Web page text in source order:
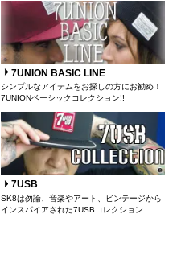
7UNION BASIC LINE
シンプルなアイテムをお探しの方にお勧め！
7UNIONベーシックコレクション!!
7USB
SK8は勿論、音楽やアート、ビンテージから
インスパイアされた7USBコレクション